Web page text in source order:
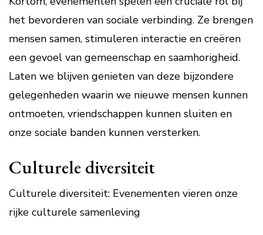
het bevorderen van sociale verbinding. Ze brengen
mensen samen, stimuleren interactie en creëren
een gevoel van gemeenschap en saamhorigheid.
Laten we blijven genieten van deze bijzondere
gelegenheden waarin we nieuwe mensen kunnen
ontmoeten, vriendschappen kunnen sluiten en
onze sociale banden kunnen versterken.
Culturele diversiteit
Culturele diversiteit: Evenementen vieren onze
rijke culturele samenleving